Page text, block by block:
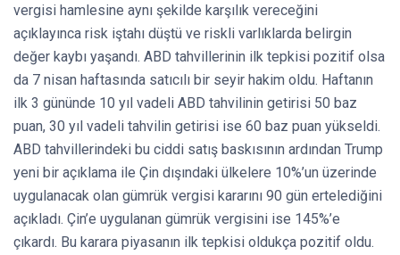
vergisi hamlesine aynı şekilde karşılık vereceğini
açıklayınca risk iştahı düştü ve riskli varlıklarda belirgin
değer kaybı yaşandı. ABD tahvillerinin ilk tepkisi pozitif olsa
da 7 nisan haftasında satıcılı bir seyir hakim oldu. Haftanın
ilk 3 gününde 10 yıl vadeli ABD tahvilinin getirisi 50 baz
puan, 30 yıl vadeli tahvilin getirisi ise 60 baz puan yükseldi.
ABD tahvillerindeki bu ciddi satış baskısının ardından Trump
yeni bir açıklama ile Çin dışındaki ülkelere 10%’un üzerinde
uygulanacak olan gümrük vergisi kararını 90 gün ertelediğini
açıkladı. Çin’e uygulanan gümrük vergisini ise 145%’e
çıkardı. Bu karara piyasanın ilk tepkisi oldukça pozitif oldu.